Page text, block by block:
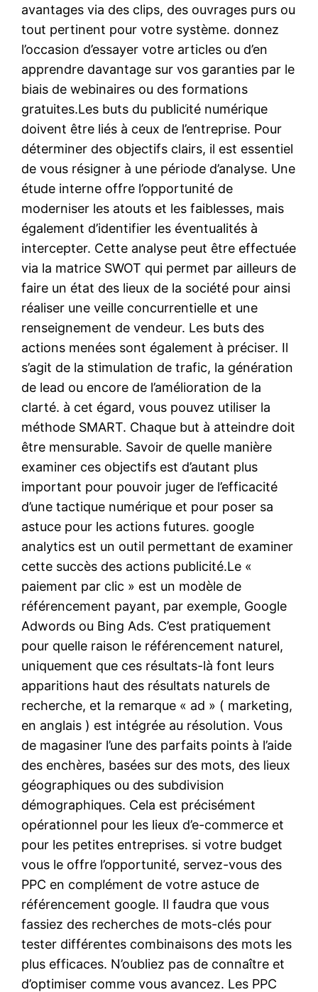
avantages via des clips, des ouvrages purs ou
tout pertinent pour votre système. donnez
l’occasion d’essayer votre articles ou d’en
apprendre davantage sur vos garanties par le
biais de webinaires ou des formations
gratuites.Les buts du publicité numérique
doivent être liés à ceux de l’entreprise. Pour
déterminer des objectifs clairs, il est essentiel
de vous résigner à une période d’analyse. Une
étude interne offre l’opportunité de
moderniser les atouts et les faiblesses, mais
également d’identifier les éventualités à
intercepter. Cette analyse peut être effectuée
via la matrice SWOT qui permet par ailleurs de
faire un état des lieux de la société pour ainsi
réaliser une veille concurrentielle et une
renseignement de vendeur. Les buts des
actions menées sont également à préciser. Il
s’agit de la stimulation de trafic, la génération
de lead ou encore de l’amélioration de la
clarté. à cet égard, vous pouvez utiliser la
méthode SMART. Chaque but à atteindre doit
être mensurable. Savoir de quelle manière
examiner ces objectifs est d’autant plus
important pour pouvoir juger de l’efficacité
d’une tactique numérique et pour poser sa
astuce pour les actions futures. google
analytics est un outil permettant de examiner
cette succès des actions publicité.Le «
paiement par clic » est un modèle de
référencement payant, par exemple, Google
Adwords ou Bing Ads. C’est pratiquement
pour quelle raison le référencement naturel,
uniquement que ces résultats-là font leurs
apparitions haut des résultats naturels de
recherche, et la remarque « ad » ( marketing,
en anglais ) est intégrée au résolution. Vous
de magasiner l’une des parfaits points à l’aide
des enchères, basées sur des mots, des lieux
géographiques ou des subdivision
démographiques. Cela est précisément
opérationnel pour les lieux d’e-commerce et
pour les petites entreprises. si votre budget
vous le offre l’opportunité, servez-vous des
PPC en complément de votre astuce de
référencement google. Il faudra que vous
fassiez des recherches de mots-clés pour
tester différentes combinaisons des mots les
plus efficaces. N’oubliez pas de connaître et
d’optimiser comme vous avancez. Les PPC